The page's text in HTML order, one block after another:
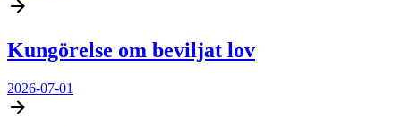
Kungörelse om beviljat lov
2026-07-01